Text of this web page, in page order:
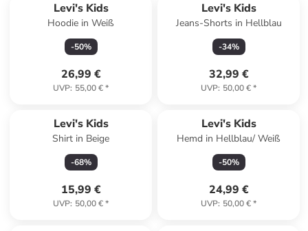
Levi's Kids
Hoodie in Weiß
-50%
26,99 €
UVP: 55,00 €*
Levi's Kids
Jeans-Shorts in Hellblau
-34%
32,99 €
UVP: 50,00 €*
Levi's Kids
Shirt in Beige
-68%
15,99 €
UVP: 50,00 €*
Levi's Kids
Hemd in Hellblau/ Weiß
-50%
24,99 €
UVP: 50,00 €*